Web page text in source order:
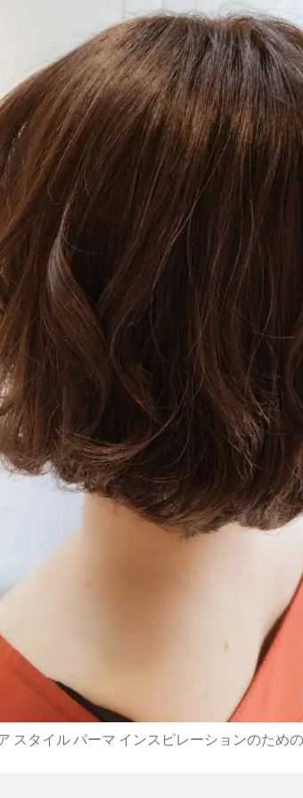
スタイル パーマ インスピレーションのため